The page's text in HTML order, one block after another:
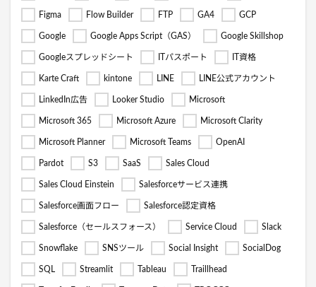
Figma Flow Builder FTP GA4 GCP
Google Google Apps Script（GAS） Google Skillshop
Googleスプレッドシート ITパスポート IT資格
Karte Craft kintone LINE LINE公式アカウント
LinkedIn広告 Looker Studio Microsoft
Microsoft 365 Microsoft Azure Microsoft Clarity
Microsoft Planner Microsoft Teams OpenAI
Pardot S3 SaaS Sales Cloud
Sales Cloud Einstein Salesforceサービス連携
Salesforce画面フロー Salesforce認定資格
Salesforce（セールスフォース） Service Cloud Slack
Snowflake SNSツール Social Insight SocialDog
SQL Streamlit Tableau Traillhead